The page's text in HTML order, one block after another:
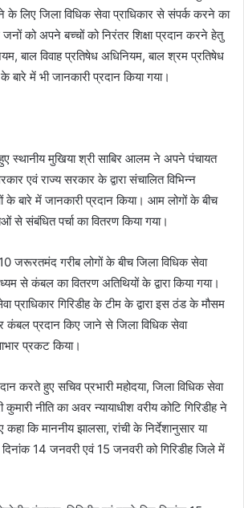
लिए जिला विधिक सेवा प्राधिकार से संपर्क करने का
को अपने बच्चों को निरंतर शिक्षा प्रदान करने हेतु
बाल विवाह प्रतिषेध अधिनियम, बाल श्रम प्रतिषेध
बारे में भी जानकारी प्रदान किया गया।
स्थानीय मुखिया श्री साबिर आलम ने अपने पंचायत
एवं राज्य सरकार के द्वारा संचालित विभिन्न
बारे में जानकारी प्रदान किया। आम लोगों के बीच
से संबंधित पर्चा का वितरण किया गया।
10 जरूरतमंद गरीब लोगों के बीच जिला विधिक सेवा
से कंबल का वितरण अतिथियों के द्वारा किया गया।
प्राधिकार गिरिडीह के टीम के द्वारा इस ठंड के मौसम
कंबल प्रदान किए जाने से जिला विधिक सेवा
प्रकट किया।
करते हुए सचिव प्रभारी महोदया, जिला विधिक सेवा
कुमारी नीति का अवर न्यायाधीश वरीय कोटि गिरिडीह ने
कि माननीय झालसा, रांची के निर्देशानुसार या
14 जनवरी एवं 15 जनवरी को गिरिडीह जिले में